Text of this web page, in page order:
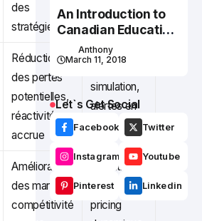
des
stratégies
patterns
Réduction
des pertes
potentielles,
réactivité
accrue
Outils de
simulation,
alertes en
temps réel
Amélioration
des marges,
compétitivité
Algorithmes
adaptatifs,
pricing
An Introduction to
Canadian Education
System
Anthony
March 11, 2018
Let`s Get Social
Facebook Twitter
Instagram Youtube
Pinterest Linkedin